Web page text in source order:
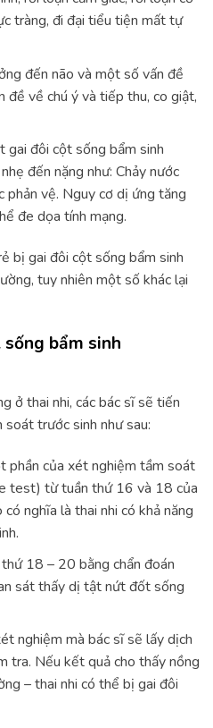
tràng, đi đại tiểu tiện mất tự
đến não và một số vấn đề
đề về chú ý và tiếp thu, co giật,
đôi cột sống bẩm sinh
đến nặng như: Chảy nước
phản vệ. Nguy cơ dị ứng tăng
đe dọa tính mạng.
bị gai đôi cột sống bẩm sinh
tuy nhiên một số khác lại
bẩm sinh
ở thai nhi, các bác sĩ sẽ tiến
trước sinh như sau:
phần của xét nghiệm tầm soát
test) từ tuần thứ 16 và 18 của
nghĩa là thai nhi có khả năng
18 – 20 bằng chẩn đoán
sát thấy dị tật nứt đốt sống
nghiệm mà bác sĩ sẽ lấy dịch
tra. Nếu kết quả cho thấy nồng
– thai nhi có thể bị gai đôi